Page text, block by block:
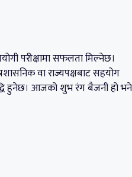
परीक्षामा सफलता मिल्नेछ।
वा राज्यपक्षबाट सहयोग
हुनेछ। आजको शुभ रंग बैजनी हो भने